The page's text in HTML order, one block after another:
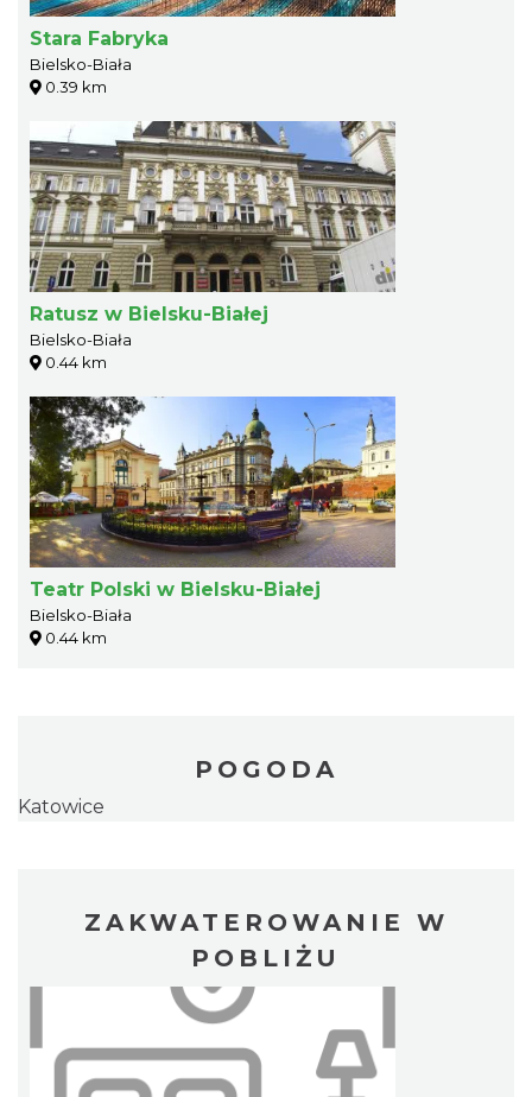
Stara Fabryka
Bielsko-Biała
0.39 km
Ratusz w Bielsku-Białej
Bielsko-Biała
0.44 km
Teatr Polski w Bielsku-Białej
Bielsko-Biała
0.44 km
POGODA
Katowice
ZAKWATEROWANIE W
POBLIŻU